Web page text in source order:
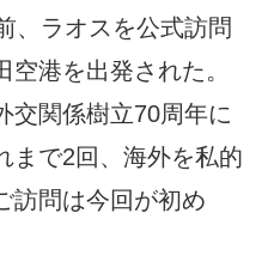
、ラオスを公式訪問
港を出発された。
交関係樹立70周年に
まで2回、海外を私的
訪問は今回が初め